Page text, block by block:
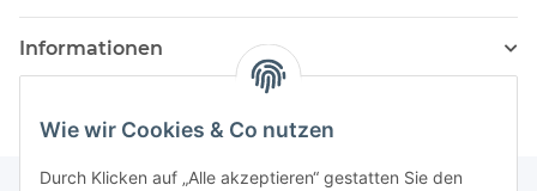
Wie wir Cookies & Co nutzen
Durch Klicken auf „Alle akzeptieren“ gestatten Sie den
Informationen